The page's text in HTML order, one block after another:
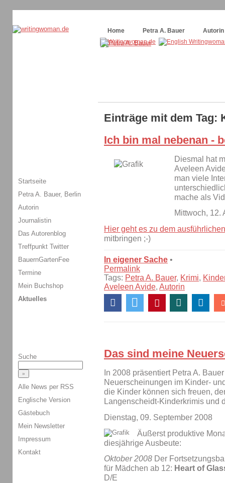
Home
Petra A. Bauer Autorin
Einträge mit dem Tag:
Ich bin mal nebenan -
Diesmal hat
Aveleen
man viele
mache als
Mittwoch, 12.
Hier geht es zu dem
mitbringen ;-)
In eigener Sache •
Permalink
Tags: Petra A. Bauer, Krimi,
Aveleen Avide, Autorin
Das sind meine
In 2008 präsentiert Petra A.
Neuerscheinungen im Kinder-
die Kinder können sich freuen,
Langenscheidt-Kinderkrimis und
Dienstag, 09. September 2008
Äußerst produktive
diesjährige Ausbeute:
Oktober 2008 Der
für Mädchen ab 12: Heart of
D/E
Startseite
Petra A. Bauer, Berlin
Autorin
Journalistin
Das Autorenblog
Treffpunkt Twitter
BauernGartenFee
Termine
Mein Buchshop
Aktuelles
Suche
Alle News per RSS
Englische Version
Gästebuch
Mein Newsletter
Impressum
Kontakt